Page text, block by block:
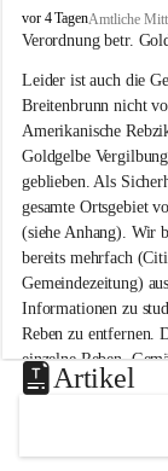
B
r
i
t
e
n
b
r
u
n
n
a
m
N
e
u
s
d
vor 4 TagenAmtliche
Verordnung betr.
Leider ist auch die
Breitenbrunn nicht
Amerikanische
Goldgelbe
geblieben. Als
gesamte Ortsgebiet
(siehe Anhang). Wir
bereits mehrfach
Gemeindezeitung)
Informationen zu
Reben zu entfernen.
einzelne Reben.
Weinbaugesetz sind
unzulässige
helfen wir
vor den
Artikel